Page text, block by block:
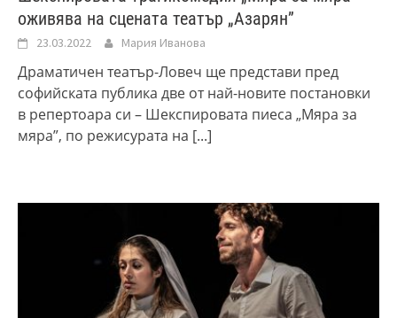
оживява на сцената театър „Азарян”
23.03.2022 Мария Иванова
Драматичен театър-Ловеч ще представи пред
софийската публика две от най-новите постановки
в репертоара си – Шекспировата пиеса „Мяра за
мяра”, по режисурата на [...]